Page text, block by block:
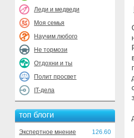
Леди и медведи
Моя семья
Научим любого
Не тормози
Отдохни и ты
Полит просвет
IT-дела
топ блоги
Экспертное мнение
126.60